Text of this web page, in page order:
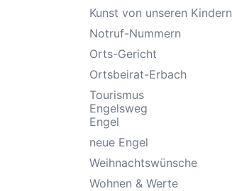
Kunst von unseren Kindern
Notruf-Nummern
Orts-Gericht
Ortsbeirat-Erbach
Tourismus
Engelsweg
Engel
neue Engel
Weihnachtswünsche
Wohnen & Werte